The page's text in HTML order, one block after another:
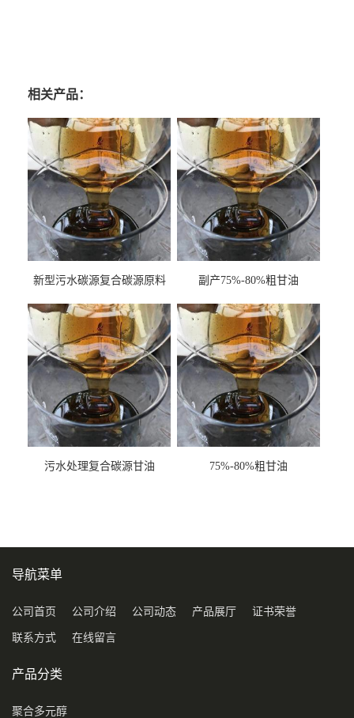
相关产品：
新型污水碳源复合碳源原料
副产75%-80%粗甘油
污水处理复合碳源甘油
75%-80%粗甘油
导航菜单
公司首页 公司介绍 公司动态 产品展厅 证书荣誉
联系方式 在线留言
产品分类
聚合多元醇